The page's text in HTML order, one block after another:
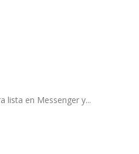
lista en Messenger y...